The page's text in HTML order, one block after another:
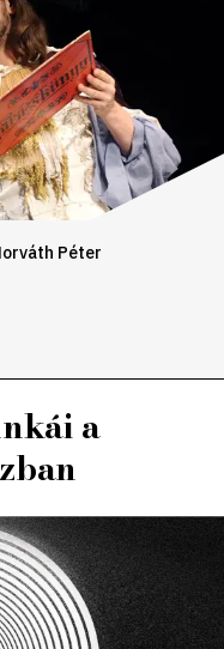
Péter
a